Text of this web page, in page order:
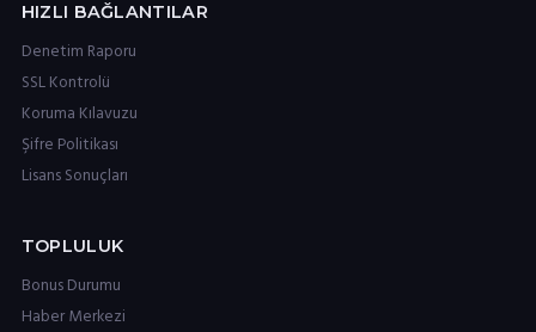
HIZLI BAĞLANTILAR
Denetim Raporu
SSL Kontrolü
Koruma Kılavuzu
Şifre Politikası
Lisans Sonuçları
TOPLULUK
Bonus Durumu
Haber Merkezi